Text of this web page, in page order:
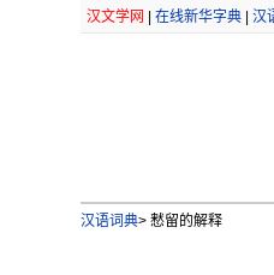
汉文学网 在线新华字典| 汉
汉语词典>慭留的解释